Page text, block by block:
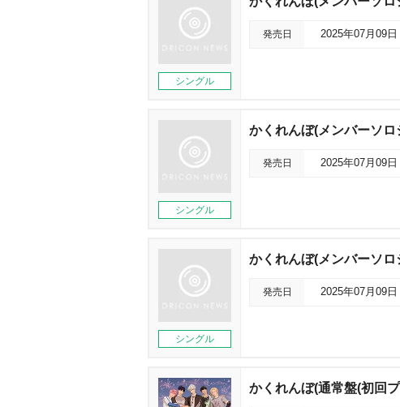
シングル
発売日 2025年07月09日
シングル
かくれんぼ(メンバーソ
発売日 2025年07月09日
シングル
かくれんぼ(メンバーソ
発売日 2025年07月09日
かくれんぼ(通常盤(初回